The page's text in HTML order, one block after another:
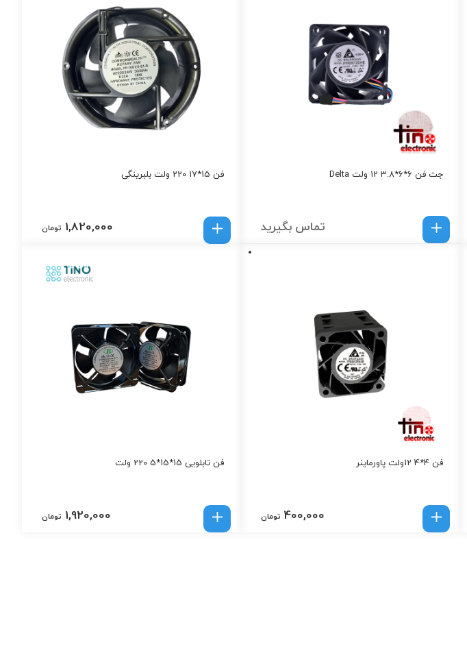
جت فن 6*6*3.8 12 ولت Delta
تماس بگیرید
فن 15*17 220 ولت بلبرینگی
1,820,000 تومان
فن 4*4 12ولت پاورماینر
400,000 تومان
فن تابلویی 15*15*5 220 ولت
1,920,000 تومان